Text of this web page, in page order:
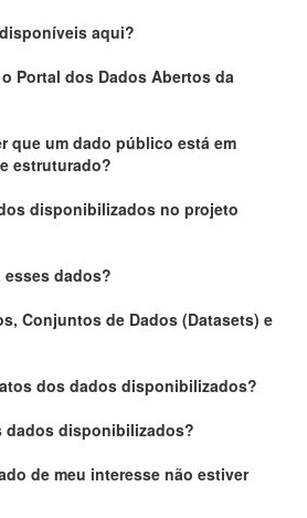
aqui?
Portal dos Dados Abertos da
que um dado público está em
estruturado?
disponibilizados no projeto
esses dados?
Conjuntos de Dados (Datasets) e
dos dados disponibilizados?
dados disponibilizados?
de meu interesse não estiver